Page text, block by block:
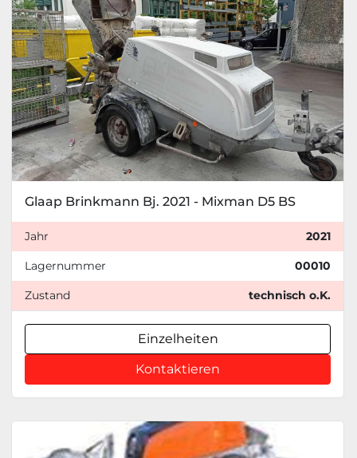
Glaap Brinkmann Bj. 2021 - Mixman D5 BS
Jahr 2021
Lagernummer 00010
Zustand technisch o.K.
Einzelheiten
Kontaktieren